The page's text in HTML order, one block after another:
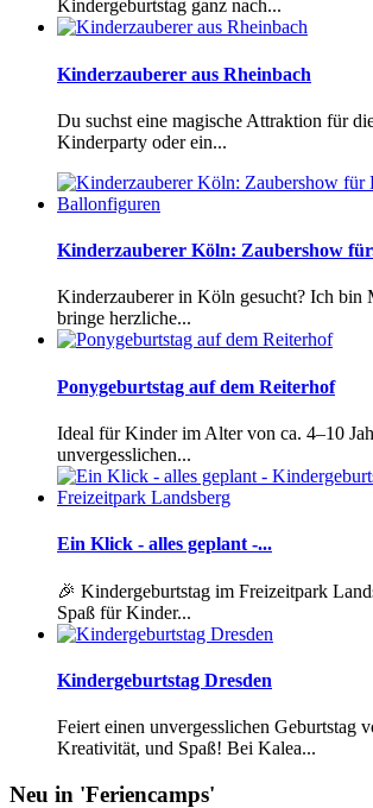
Kindergeburtstag ganz nach...
Kinderzauberer aus Rheinbach
Du suchst eine magische Attraktion für
Kinderparty oder ein...
Kinderzauberer Köln: Zaubershow
Kinderzauberer in Köln gesucht? Ich bin
bringe herzliche...
Ponygeburtstag auf dem Reiterhof
Ideal für Kinder im Alter von ca. 4–10
unvergesslichen...
Ein Klick - alles geplant -...
🎉 Kindergeburtstag im Freizeitpark
Spaß für Kinder...
Kindergeburtstag Dresden
Feiert einen unvergesslichen Geburtstag
Kreativität, und Spaß! Bei Kalea...
Neu in 'Feriencamps'